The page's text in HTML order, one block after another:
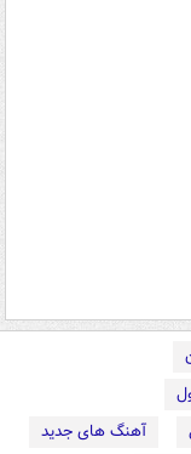
آهنگ های جدید